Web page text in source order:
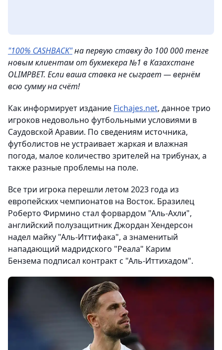
"100% CASHBACK"на первую ставку до 100 000 тенге
новым клиентам от букмекера №1 в Казахстане
OLIMPBET. Если ваша ставка не сыграет — вернём
всю сумму на счёт!
Как информирует издание Fichajes.net, данное трио
игроков недовольно футбольными условиями в
Саудовской Аравии. По сведениям источника,
футболистов не устраивает жаркая и влажная
погода, малое количество зрителей на трибунах, а
также разные проблемы на поле.
Все три игрока перешли летом 2023 года из
европейских чемпионатов на Восток. Бразилец
Роберто Фирмино стал форвардом "Аль-Ахли",
английский полузащитник Джордан Хендерсон
надел майку "Аль-Иттифака", а знаменитый
нападающий мадридского "Реала" Карим
Бензема подписал контракт с "Аль-Иттихадом".